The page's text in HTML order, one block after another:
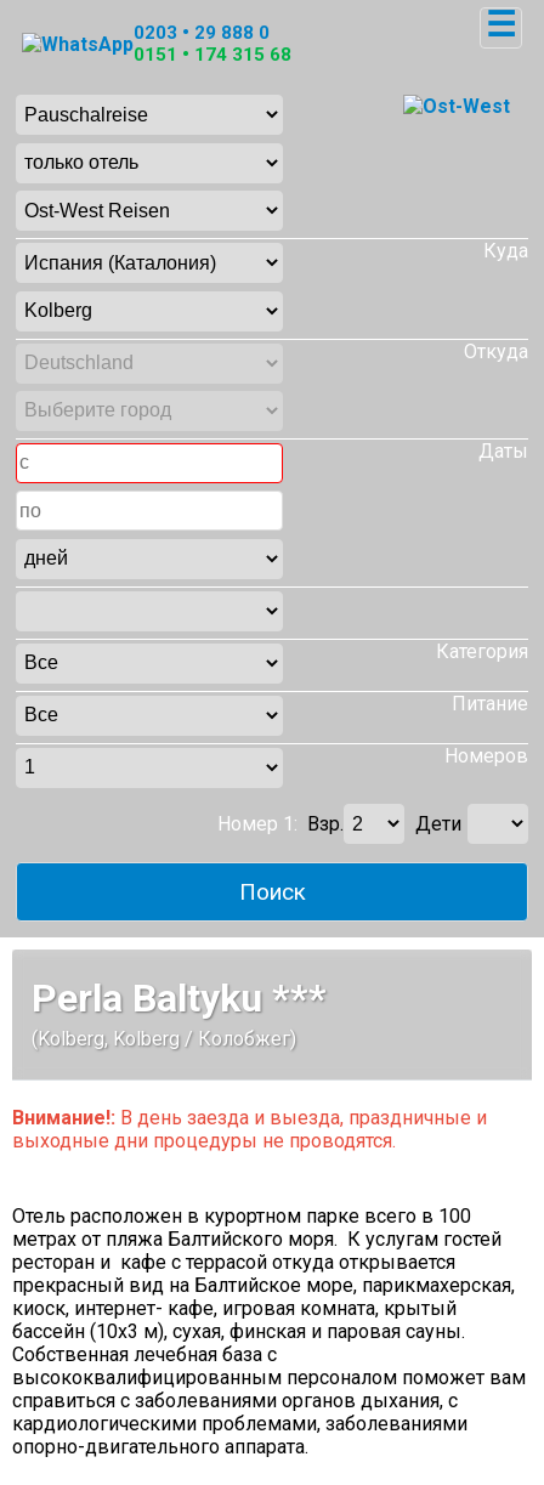
0203 • 29 888 0
0151 • 174 315 68
☰
Куда
Откуда
Даты
Категория
Питание
Номеров
Номер 1: Взр. Дети
Perla Baltyku ***
(Kolberg, Kolberg / Колобжег)
Внимание!: В день заезда и выезда, праздничные и
выходные дни процедуры не проводятся.
Отель расположен в курортном парке всего в 100
метрах от пляжа Балтийского моря. К услугам гостей
ресторан и кафе с террасой откуда открывается
прекрасный вид на Балтийское море, парикмахерская,
киоск, интернет- кафе, игровая комната, крытый
бассейн (10х3 м), сухая, финская и паровая сауны.
Собственная лечебная база с
высококвалифицированным персоналом поможет вам
справиться с заболеваниями органов дыхания, с
кардиологическими проблемами, заболеваниями
опорно-двигательного аппарата.